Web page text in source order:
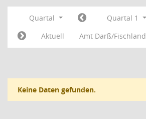
Quartal Quartal 1
Aktuell
Amt Darß/Fischland
Keine Daten gefunden.